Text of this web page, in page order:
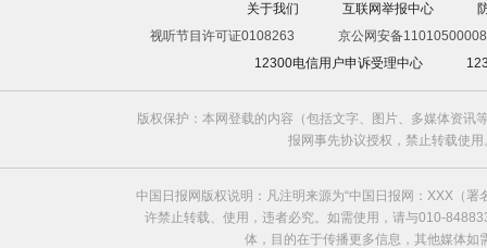
关于我们 互联网举报中心
视听节目许可证0108263
京公网安备
12300电信用户申诉受理中心
版权保护：本网登载的内容（包括文字、图片、多媒体资
报网事先协议授权，禁止转载使
中国日报网版权说明：凡注明来源为“中国日报网：XXX（
许禁止转载、使用，违者必究。如需使用，请与010-
体，目的在于传播更多信息，其他媒体